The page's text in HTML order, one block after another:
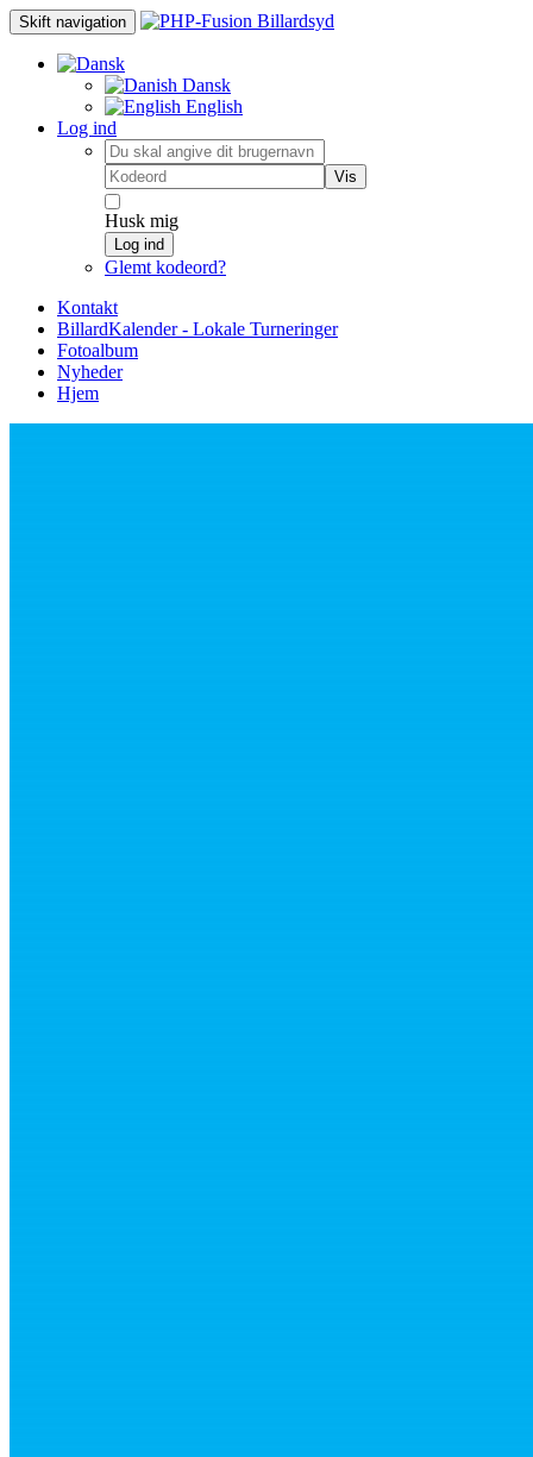
Skift navigation
Dansk
English
Log ind
Vis
Husk mig
Log ind
Glemt kodeord?
Kontakt
BillardKalender - Lokale Turneringer
Fotoalbum
Nyheder
Hjem